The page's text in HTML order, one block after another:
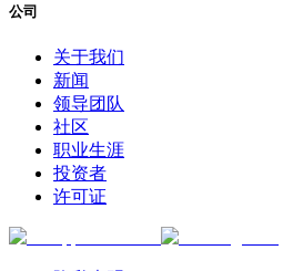
公司
关于我们
新闻
领导团队
社区
职业生涯
投资者
许可证